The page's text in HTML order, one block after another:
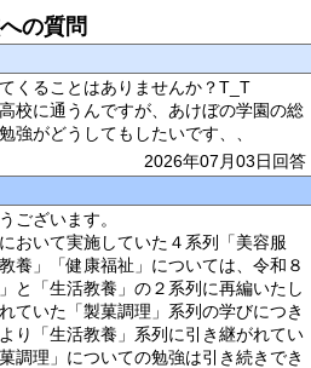
の質問
くることはありませんか？T_T
校に通うんですが、あけぼの学園の総
強がどうしてもしたいです、、
2026年07月03日回答
ございます。
おいて実施していた４系列「美容服
養」「健康福祉」については、令和８
と「生活教養」の２系列に再編いたし
ていた「製菓調理」系列の学びにつき
り「生活教養」系列に引き継がれてい
調理」についての勉強は引き続きでき